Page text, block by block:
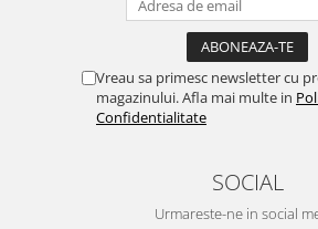
Vreau sa primesc newsletter cu
magazinului. Afla mai multe in
Confidentialitate
SOCIAL
Urmareste-ne in social